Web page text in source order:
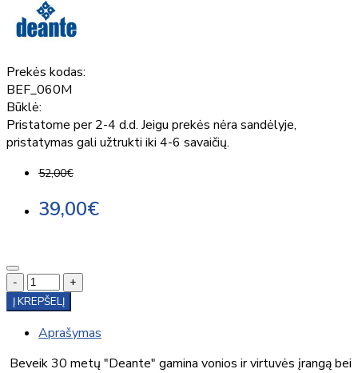
Prekės kodas:
BEF_060M
Būklė:
Pristatome per 2-4 d.d. Jeigu prekės nėra sandėlyje,
pristatymas gali užtrukti iki 4-6 savaičių.
52,00€
39,00€
-
+
Į KREPŠELĮ
Aprašymas
Beveik 30 metų "Deante" gamina vonios ir virtuvės įrangą bei